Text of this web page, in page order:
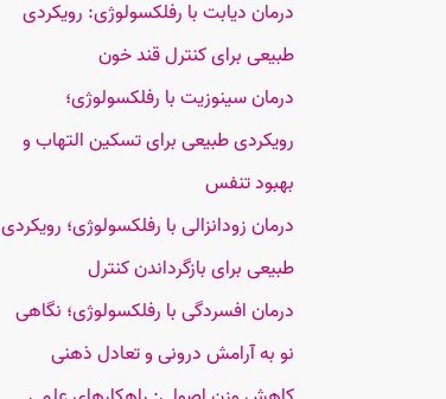
درمان دیابت با رفلکسولوژی: رویکردی
طبیعی برای کنترل قند خون
درمان سینوزیت با رفلکسولوژی؛
رویکردی طبیعی برای تسکین التهاب و
بهبود تنفس
درمان زودانزالی با رفلکسولوژی؛ رویکردی
طبیعی برای بازگرداندن کنترل
درمان افسردگی با رفلکسولوژی؛ نگاهی
نو به آرامش درونی و تعادل ذهنی